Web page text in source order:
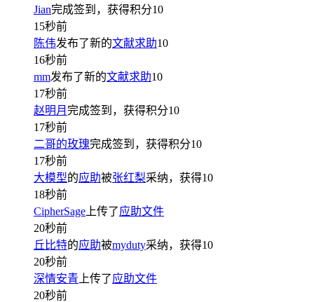
Jian完成签到，获得积分10
15秒前
陈伟发布了新的文献求助10
16秒前
mm发布了新的文献求助10
17秒前
赵明月 完成签到，获得积分10
17秒前
二哥的玫瑰完成签到，获得积分10
17秒前
大模型的应助被张红梨采纳，获得10
18秒前
CipherSage 上传了应助文件
20秒前
丘比特的应助被myduty采纳，获得10
20秒前
深情安青 上传了应助文件
20秒前